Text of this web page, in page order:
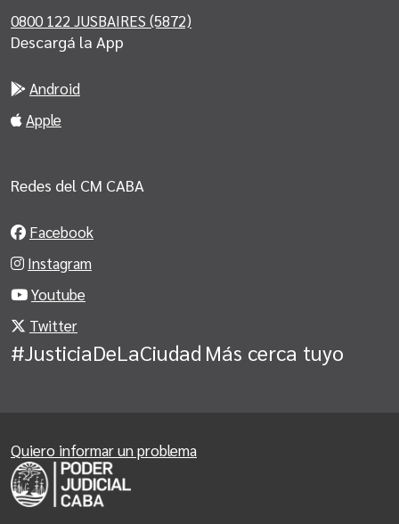
0800 122 JUSBAIRES (5872)
Descargá la App
Android
Apple
Redes del CM CABA
Facebook
Instagram
Youtube
Twitter
#JusticiaDeLaCiudad Más cerca tuyo
Quiero informar un problema